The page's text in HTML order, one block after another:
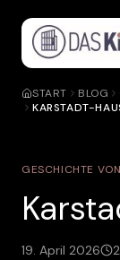
START BLOG
KARSTADT-
GESCHICHTE
19. April 2026 2